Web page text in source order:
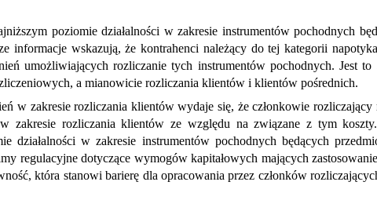
poziomie działalności w zakresie instrumentów pochodnych
informacje wskazują, że kontrahenci należący do tej kategorii
umożliwiających rozliczanie tych instrumentów pochodnych. Jest to
a mianowicie rozliczania klientów i klientów pośrednich.
w zakresie rozliczania klientów wydaje się, że członkowie
zakresie rozliczania klientów ze względu na związane z tym
działalności w zakresie instrumentów pochodnych będących
regulacyjne dotyczące wymogów kapitałowych mających
która stanowi barierę dla opracowania przez członków